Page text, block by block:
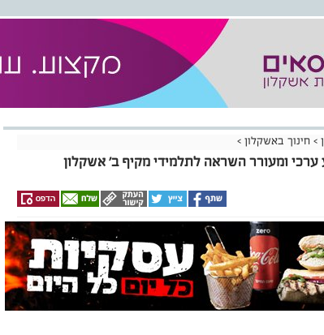
> חינוך באשקלון >
ערכי ומעורר השראה לתלמידי מקיף ב' אשקלון